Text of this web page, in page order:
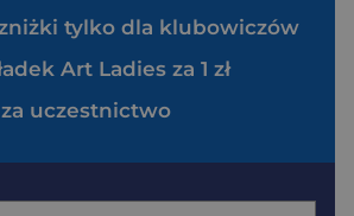
tylko dla klubowiczów
Art Ladies za 1 zł
za uczestnictwo